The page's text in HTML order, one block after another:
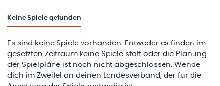
Keine Spiele gefunden
Es sind keine Spiele vorhanden. Entweder es finden im
gesetzten Zeitraum keine Spiele statt oder die Planung
der Spielpläne ist noch nicht abgeschlossen. Wende
dich im Zweifel an deinen Landesverband, der für die